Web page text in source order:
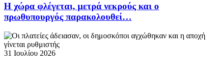
Η χώρα φλέγεται, μετρά νεκρούς και ο
πρωθυπουργός παρακολουθεί…
31 Ιουλίου 2026